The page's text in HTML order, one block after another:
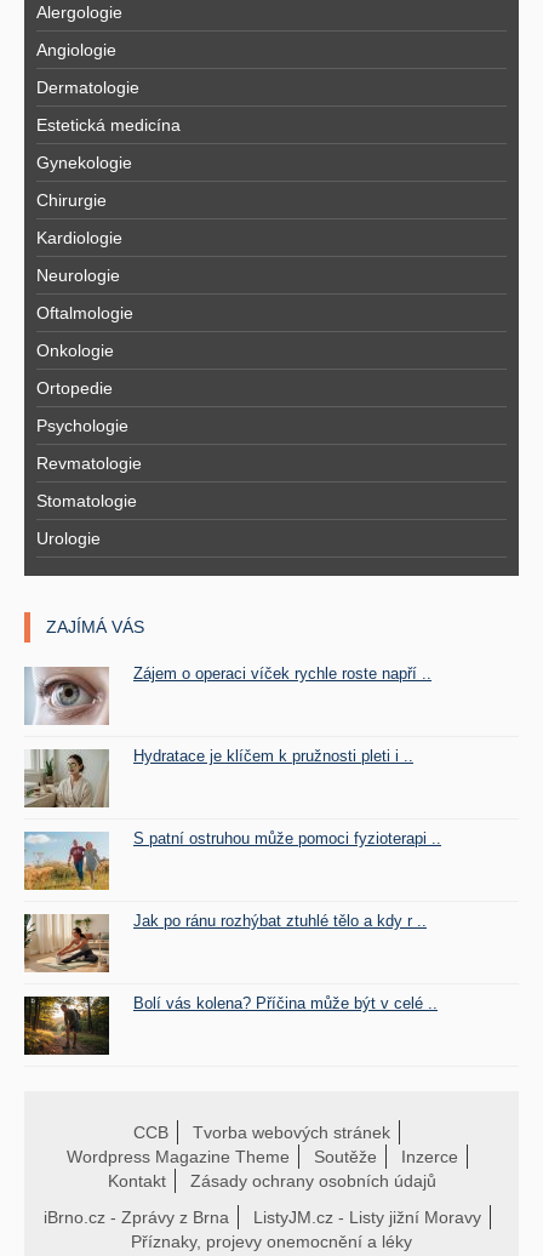
Alergologie
Angiologie
Dermatologie
Estetická medicína
Gynekologie
Chirurgie
Kardiologie
Neurologie
Oftalmologie
Onkologie
Ortopedie
Psychologie
Revmatologie
Stomatologie
Urologie
ZAJÍMÁ VÁS
Zájem o operaci víček rychle roste napří ..
Hydratace je klíčem k pružnosti pleti i ..
S patní ostruhou může pomoci fyzioterapi ..
Jak po ránu rozhýbat ztuhlé tělo a kdy r ..
Bolí vás kolena? Příčina může být v celé ..
CCB
Tvorba webových stránek
Wordpress Magazine Theme
Soutěže
Inzerce
Kontakt
Zásady ochrany osobních údajů
iBrno.cz - Zprávy z Brna
ListyJM.cz - Listy jižní Moravy
Příznaky, projevy onemocnění a léky